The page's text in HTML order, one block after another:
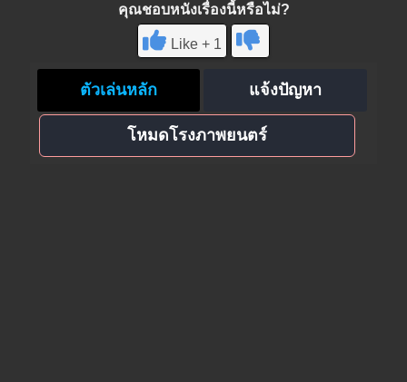
คุณชอบหนังเรื่องนี้หรือไม่?
Like + 1
ตัวเล่นหลัก แจ้งปัญหา
โหมดโรงภาพยนตร์